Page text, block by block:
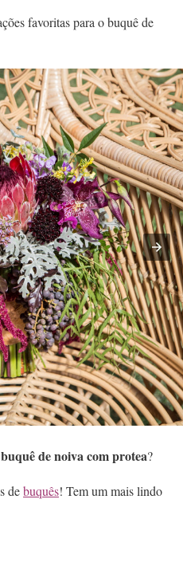
favoritas para o buquê de
buquê de noiva com protea?
debuquês! Tem um mais lindo